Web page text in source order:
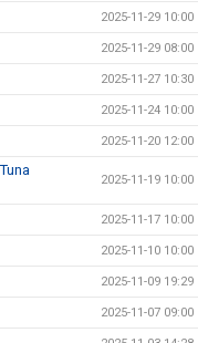
2025-11-29 10:00
2025-11-29 08:00
2025-11-27 10:30
2025-11-24 10:00
2025-11-20 12:00
2025-11-19 10:00
2025-11-17 10:00
2025-11-10 10:00
2025-11-09 19:29
2025-11-07 09:00